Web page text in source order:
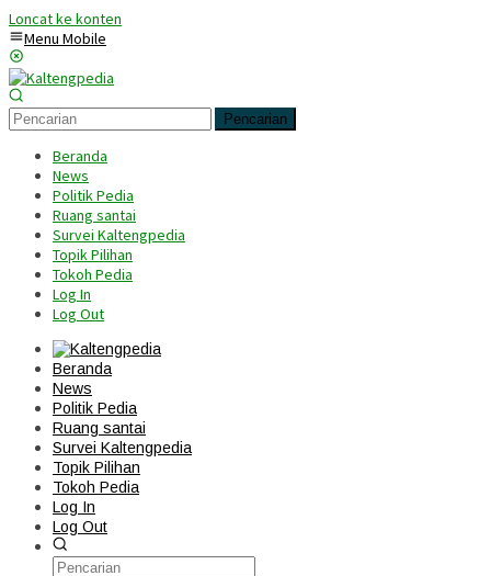
Loncat ke konten
Menu Mobile
Pencarian
Beranda
News
Politik Pedia
Ruang santai
Survei Kaltengpedia
Topik Pilihan
Tokoh Pedia
Log In
Log Out
Beranda
News
Politik Pedia
Ruang santai
Survei Kaltengpedia
Topik Pilihan
Tokoh Pedia
Log In
Log Out